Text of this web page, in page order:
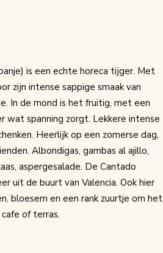
is een echte horeca tijger. Met
zijn intense sappige smaak van
In de mond is het fruitig, met een
wat spanning zorgt. Lekkere intense
Heerlijk op een zomerse dag,
Albondigas, gambas al ajillo,
aspergesalade. De Cantado
uit de buurt van Valencia. Ook hier
bloesem en een rank zuurtje om het
of terras.